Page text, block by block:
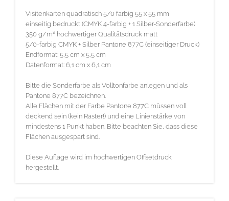
Visitenkarten quadratisch 5/0 farbig 55 x 55 mm
einseitig bedruckt (CMYK 4-farbig + 1 Silber-Sonderfarbe)
350 g/m² hochwertiger Qualitätsdruck matt
5/0-farbig CMYK + Silber Pantone 877C (einseitiger Druck)
Endformat: 5,5 cm x 5,5 cm
Datenformat: 6,1 cm x 6,1 cm
Bitte die Sonderfarbe als Volltonfarbe anlegen und als
Pantone 877C bezeichnen.
Alle Flächen mit der Farbe Pantone 877C müssen voll
deckend sein (kein Raster!) und eine Linienstärke von
mindestens 1 Punkt haben. Bitte beachten Sie, dass diese
Flächen ausgespart sind.
Diese Auflage wird im hochwertigen Offsetdruck
hergestellt.